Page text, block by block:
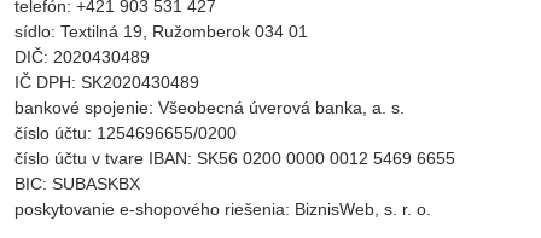
telefón: +421 903 531 427
sídlo: Textilná 19, Ružomberok 034 01
DIČ: 2020430489
IČ DPH: SK2020430489
bankové spojenie: Všeobecná úverová banka, a. s.
číslo účtu: 1254696655/0200
číslo účtu v tvare IBAN: SK56 0200 0000 0012 5469 6655
BIC: SUBASKBX
poskytovanie e-shopového riešenia: BiznisWeb, s. r. o.